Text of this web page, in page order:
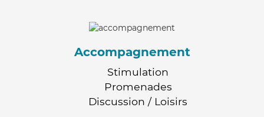
Accompagnement
Stimulation
Promenades
Discussion / Loisirs